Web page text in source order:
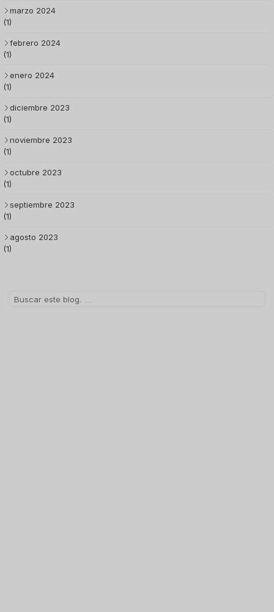
marzo 2024
(1)
febrero 2024
(1)
enero 2024
(1)
diciembre 2023
(1)
noviembre 2023
(1)
octubre 2023
(1)
septiembre 2023
(1)
agosto 2023
(1)